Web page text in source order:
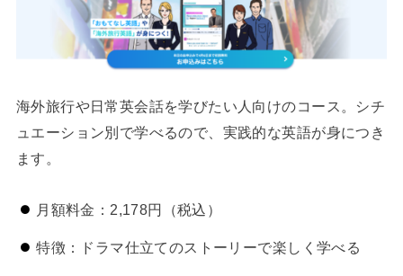
海外旅行や日常英会話を学びたい人向けのコース。シチ
ュエーション別で学べるので、実践的な英語が身につき
ます。
月額料金：2,178円（税込）
特徴：ドラマ仕立てのストーリーで楽しく学べる